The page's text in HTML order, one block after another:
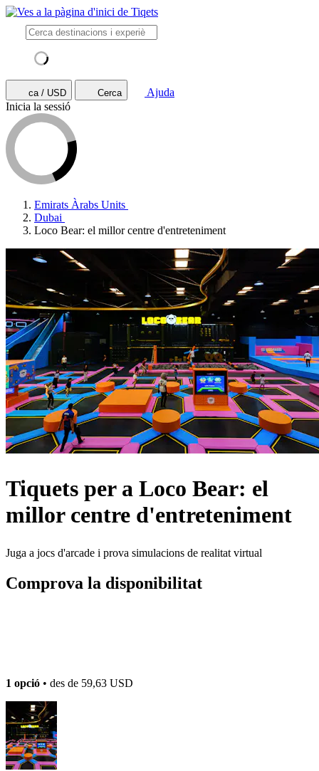
ca / USD Cerca
Ajuda
Inicia la sessió
Emirats Àrabs Units
Dubai
Loco Bear: el millor centre d'entreteniment
Tiquets per a Loco Bear: el
millor centre d'entreteniment
Juga a jocs d'arcade i prova simulacions de realitat virtual
Comprova la disponibilitat
1 opció • des de 59,63 USD